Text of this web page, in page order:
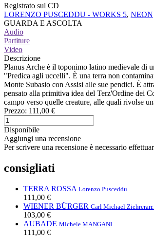
Registrato sul CD
LORENZO PUSCEDDU - WORKS 5, NEON
GUARDA E ASCOLTA
Audio
Partiture
Video
Descrizione
Planus Arche è il toponimo latino medievale di
"Predica agli uccelli". È una terra non
Monte Subasio con Assisi alle sue pendici. È
pensato alla primitiva idea del Terz'Ordine dei
campo verso quelle creature, alle quali rivolse
Prezzo: 111,00 €
Disponibile
Aggiungi una recensione
Per scrivere una recensione è necessario
consigliati
TERRA ROSSA Lorenzo Pusceddu
111,00 €
WIENER BÜRGER Carl Michael Ziehrer
103,00 €
AUBADE Michele MANGANI
111,00 €